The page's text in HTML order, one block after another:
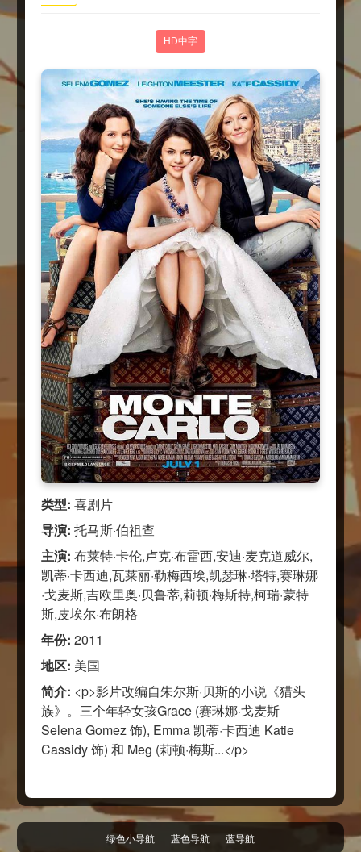
HD中字
类型: 喜剧片
导演: 托马斯·伯祖查
主演: 布莱特·卡伦,卢克·布雷西,安迪·麦克道威尔,
凯蒂·卡西迪,瓦莱丽·勒梅西埃,凯瑟琳·塔特,赛琳娜
·戈麦斯,吉欧里奥·贝鲁蒂,莉顿·梅斯特,柯瑞·蒙特
斯,皮埃尔·布朗格
年份: 2011
地区: 美国
简介: <p>影片改编自朱尔斯·贝斯的小说《猎头
族》。三个年轻女孩Grace (赛琳娜·戈麦斯
Selena Gomez 饰), Emma 凯蒂·卡西迪 Katie
Cassidy 饰) 和 Meg (莉顿·梅斯...</p>
绿色小导航 蓝色导航 蓝导航